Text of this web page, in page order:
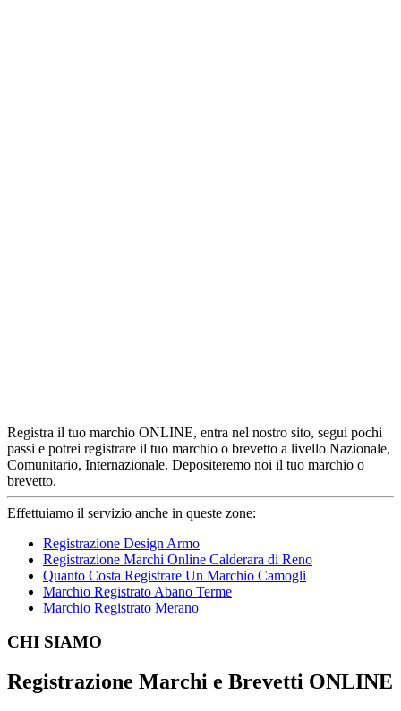
Registra il tuo marchio ONLINE, entra nel nostro sito, segui pochi
passi e potrei registrare il tuo marchio o brevetto a livello Nazionale,
Comunitario, Internazionale. Depositeremo noi il tuo marchio o
brevetto.
Effettuiamo il servizio anche in queste zone:
Registrazione Design Armo
Registrazione Marchi Online Calderara di Reno
Quanto Costa Registrare Un Marchio Camogli
Marchio Registrato Abano Terme
Marchio Registrato Merano
Footer
CHI SIAMO
Registrazione Marchi e Brevetti ONLINE